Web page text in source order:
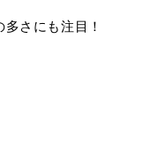
さにも注目！